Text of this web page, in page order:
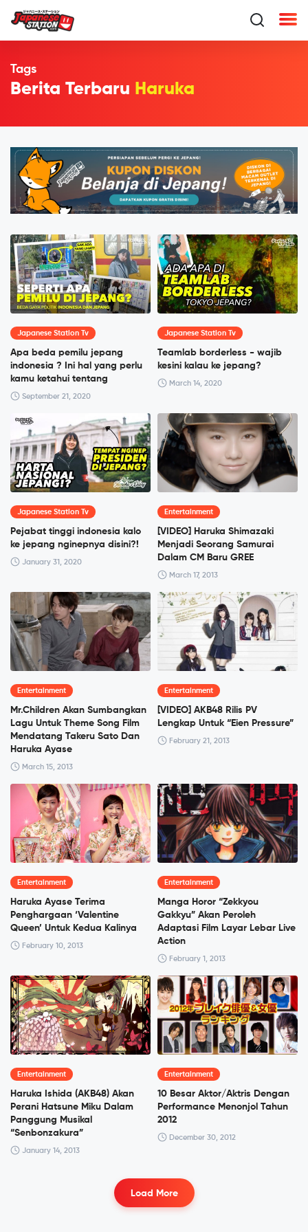
Tags
Berita Terbaru Haruka
Japanese Station Tv
Apa beda pemilu jepang
indonesia ? Ini hal yang perlu
kamu ketahui tentang
September 21, 2020
Japanese Station Tv
Teamlab borderless - wajib
kesini kalau ke jepang?
March 14, 2020
Japanese Station Tv
Pejabat tinggi indonesia kalo
ke jepang nginepnya disini?!
January 31, 2020
Entertainment
[VIDEO] Haruka Shimazaki
Menjadi Seorang Samurai
Dalam CM Baru GREE
March 17, 2013
Entertainment
Mr.Children Akan Sumbangkan
Lagu Untuk Theme Song Film
Mendatang Takeru Sato Dan
Haruka Ayase
March 15, 2013
Entertainment
[VIDEO] AKB48 Rilis PV
Lengkap Untuk “Eien Pressure”
February 21, 2013
Entertainment
Haruka Ayase Terima
Penghargaan ‘Valentine
Queen’ Untuk Kedua Kalinya
February 10, 2013
Entertainment
Manga Horor “Zekkyou
Gakkyu” Akan Peroleh
Adaptasi Film Layar Lebar Live
Action
February 1, 2013
Entertainment
Haruka Ishida (AKB48) Akan
Perani Hatsune Miku Dalam
Panggung Musikal
“Senbonzakura”
January 14, 2013
Entertainment
10 Besar Aktor/Aktris Dengan
Performance Menonjol Tahun
2012
December 30, 2012
Load More